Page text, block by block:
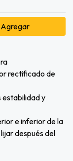
Agregar
rectificado de
estabilidad y
e inferior de la
después del